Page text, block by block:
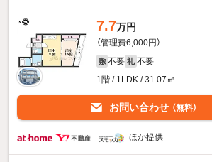
7.7万円
（管理費6,000円）
敷 不要 礼 不要
1階 / 1LDK / 31.07㎡
お問い合わせ （無料）
ほか提供